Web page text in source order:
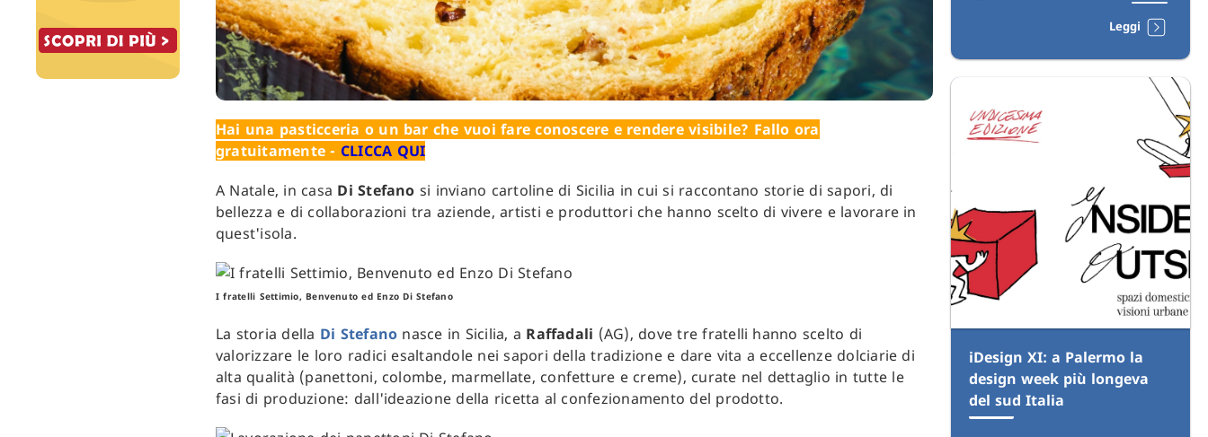
Leggi
iDesign XI: a Palermo la
design week più longeva
del sud Italia
Hai una pasticceria o un bar che vuoi fare conoscere e rendere visibile? Fallo ora
gratuitamente - CLICCA QUI
A Natale, in casa Di Stefano si inviano cartoline di Sicilia in cui si raccontano storie di sapori, di
bellezza e di collaborazioni tra aziende, artisti e produttori che hanno scelto di vivere e lavorare in
quest'isola.
I fratelli Settimio, Benvenuto ed Enzo Di Stefano
La storia della Di Stefano nasce in Sicilia, a Raffadali (AG), dove tre fratelli hanno scelto di
valorizzare le loro radici esaltandole nei sapori della tradizione e dare vita a eccellenze dolciarie di
alta qualità (panettoni, colombe, marmellate, confetture e creme), curate nel dettaglio in tutte le
fasi di produzione: dall'ideazione della ricetta al confezionamento del prodotto.